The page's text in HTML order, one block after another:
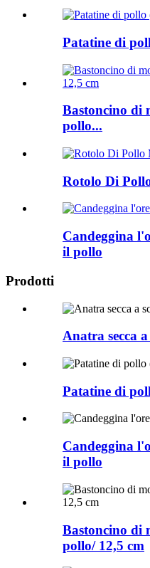
Patatine di
Bastoncino di
pollo...
Rotolo Di
Candeggina
il pollo
Prodotti
Anatra secca
Patatine di
Candeggina
il pollo
Bastoncino di
pollo/ 12,5 cm